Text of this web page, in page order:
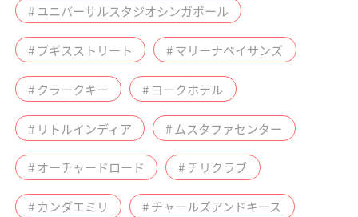
# ユニバーサルスタジオシンガポール
# ブギスストリート # マリーナベイサンズ
# クラークキー # ヨークホテル
# リトルインディア # ムスタファセンター
# オーチャードロード # チリクラブ
# カンダエミリ # チャールズアンドキース